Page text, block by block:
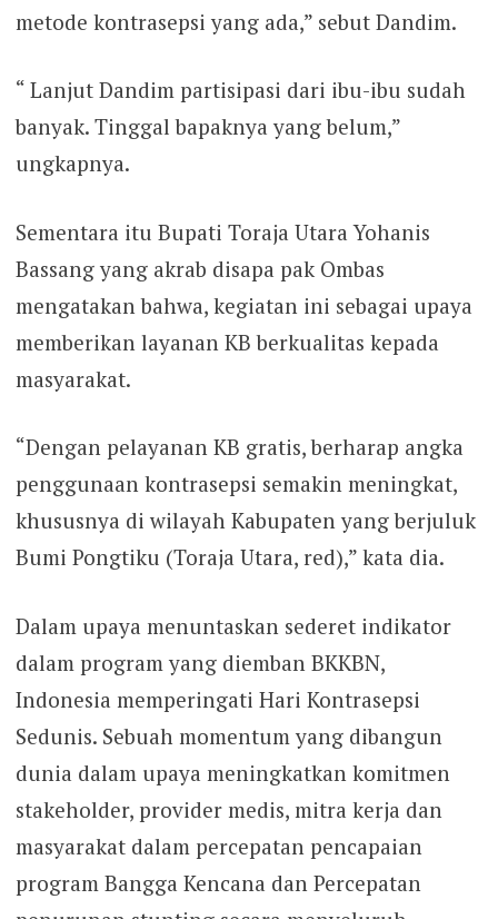
metode kontrasepsi yang ada,” sebut Dandim.
“ Lanjut Dandim partisipasi dari ibu-ibu sudah
banyak. Tinggal bapaknya yang belum,”
ungkapnya.
Sementara itu Bupati Toraja Utara Yohanis
Bassang yang akrab disapa pak Ombas
mengatakan bahwa, kegiatan ini sebagai upaya
memberikan layanan KB berkualitas kepada
masyarakat.
“Dengan pelayanan KB gratis, berharap angka
penggunaan kontrasepsi semakin meningkat,
khususnya di wilayah Kabupaten yang berjuluk
Bumi Pongtiku (Toraja Utara, red),” kata dia.
Dalam upaya menuntaskan sederet indikator
dalam program yang diemban BKKBN,
Indonesia memperingati Hari Kontrasepsi
Sedunis. Sebuah momentum yang dibangun
dunia dalam upaya meningkatkan komitmen
stakeholder, provider medis, mitra kerja dan
masyarakat dalam percepatan pencapaian
program Bangga Kencana dan Percepatan